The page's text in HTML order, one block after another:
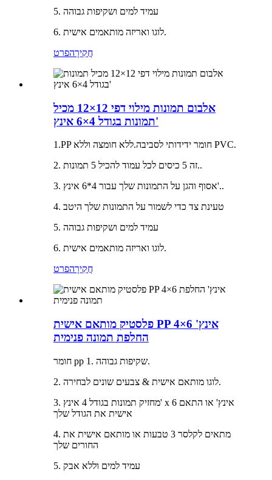
5. עמיד למים ושקיפות גבוהה
6. לוגו ואריזה מותאמים אישית.
חֲקִירָהפרט
אלבום תמונות מילוי דפי 12×12 מכיל
תמונות בגודל 4×6 אינץ'
1.PP חומר ידידותי לסביבה.ללא חומצה וללא PVC.
2. זה 5 כיסים לכל עמוד להכיל 5 תמונות..
3. אסוף והגן על התמונות שלך עבור 4*6 אינץ'..
4. טעינת צד כדי לשמור על התמונות שלך היטב
5. עמיד למים ושקיפות גבוהה
6. לוגו ואריזה מותאמים אישית.
חֲקִירָהפרט
פלסטיק מותאם אישית PP 4×6 אינץ'
החלפת תמונה פנימית
חומר pp 1. שקיפות גבוהה.
2. לוגו מותאם אישית & צבעים שונים לבחירה.
3. מחזיק תמונות בגודל 4 אינץ' x 6 אינץ' או התאם
אישית את הגודל שלך
4. מתאים לקלסר 3 טבעות או מותאם אישית את
החורים שלך
5. עמיד למים וללא אבק